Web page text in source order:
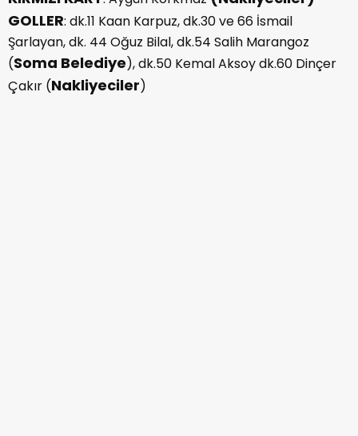
GOLLER: dk.11 Kaan Karpuz, dk.30 ve 66 İsmail
Şarlayan, dk. 44 Oğuz Bilal, dk.54 Salih Marangoz
(Soma Belediye), dk.50 Kemal Aksoy dk.60 Dinçer
Çakır (Nakliyeciler)